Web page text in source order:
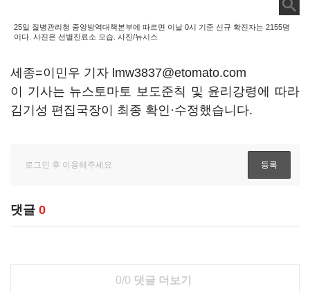
25일 질병관리청 중앙방역대책본부에 따르면 이날 0시 기준 신규 확진자는 2155명
이다. 사진은 선별진료소 모습. 사진/뉴시스
세종=이민우 기자 lmw3837@etomato.com
이 기사는 뉴스토마토 보도준칙 및 윤리강령에 따라
김기성 편집국장이 최종 확인·수정했습니다.
댓글 0
0/0 댓글 더보기